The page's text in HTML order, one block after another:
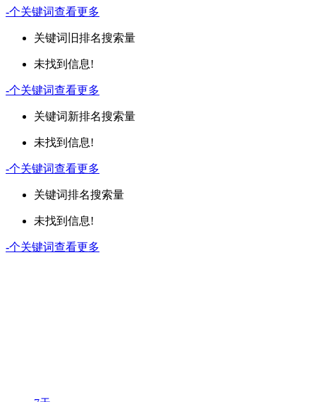
-个关键词查看更多
关键词 旧排名搜索量
未找到信息!
-个关键词查看更多
关键词新排名搜索量
未找到信息!
-个关键词查看更多
关键词排名搜索量
未找到信息!
-个关键词查看更多